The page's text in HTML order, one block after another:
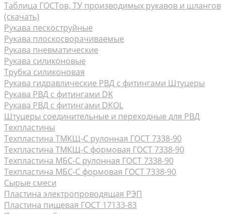
Таблица ГОСТов, ТУ производимых рукавов и шлангов
(скачать)
Рукава пескоструйные
Рукава плоскосворачиваемые
Рукава пневматические
Рукава силиконовые
Трубка силиконовая
Рукава гидравлические РВД с фитингами Штуцеры
Рукава РВД с фитингами DK
Рукава РВД с фитингами DKOL
Штуцеры соединительные и переходные для РВД
Техпластины
Техпластина ТМКЩ-С рулонная ГОСТ 7338-90
Техпластина ТМКЩ-С формовая ГОСТ 7338-90
Техпластина МБС-С рулонная ГОСТ 7338-90
Техпластина МБС-С формовая ГОСТ 7338-90
Сырые смеси
Пластина электропроводящая РЭП
Пластина пищевая ГОСТ 17133-83